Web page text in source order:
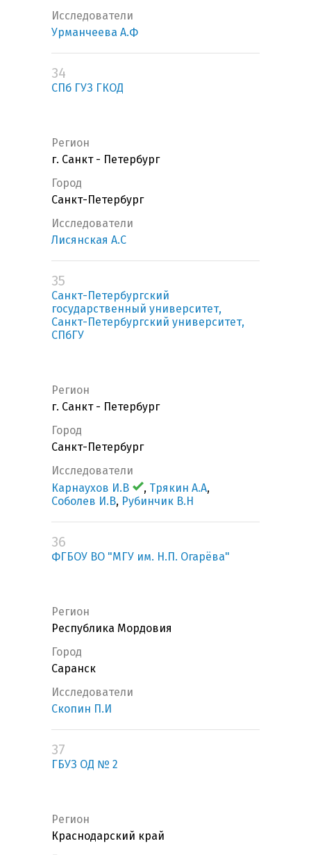
Исследователи
Урманчеева А.Ф
34
СПб ГУЗ ГКОД
Регион
г. Санкт - Петербург
Город
Санкт-Петербург
Исследователи
Лисянская А.С
35
Санкт-Петербургский
государственный университет,
Санкт-Петербургский университет,
СПбГУ
Регион
г. Санкт - Петербург
Город
Санкт-Петербург
Исследователи
Карнаухов И.В
, Трякин А.А,
Соболев И.В, Рубинчик В.Н
36
ФГБОУ ВО "МГУ им. Н.П. Огарёва"
Регион
Республика Мордовия
Город
Саранск
Исследователи
Скопин П.И
37
ГБУЗ ОД № 2
Регион
Краснодарский край